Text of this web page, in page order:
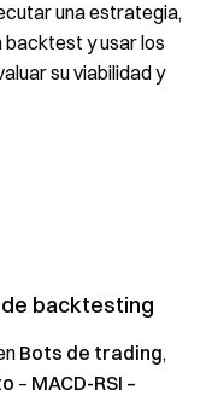
una estrategia,
backtest y usar los
su viabilidad y
backtesting
Bots de trading,
– MACD-RSI –